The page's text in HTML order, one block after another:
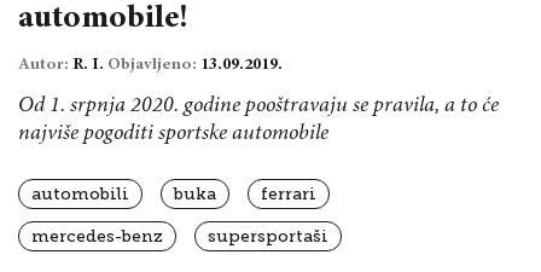
automobile!
Autor: R. I. Objavljeno: 13.09.2019.
Od 1. srpnja 2020. godine pooštravaju se pravila, a to će
najviše pogoditi sportske automobile
automobili buka ferrari
mercedes-benz supersportaši